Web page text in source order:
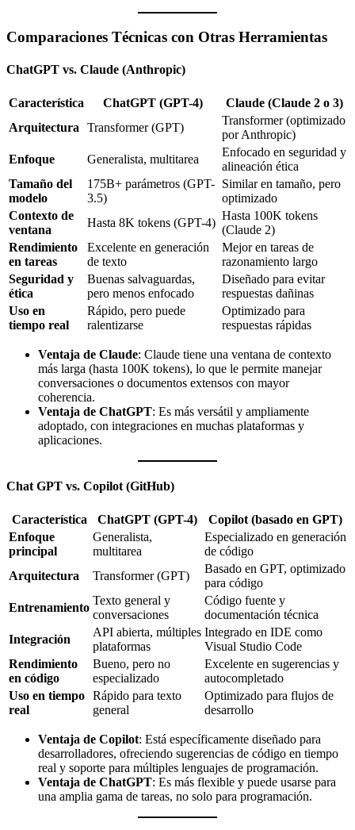
Comparaciones Técnicas con Otras Herramientas
ChatGPT vs. Claude (Anthropic)
Característica ChatGPT (GPT-4)
Claude (Claude 2 o 3)
Arquitectura Transformer (GPT)
Transformer (optimizado
por Anthropic)
Enfoque
Generalista, multitarea
Enfocado en seguridad y
alineación ética
Tamaño del
modelo
175B+ parámetros (GPT-
3.5)
Similar en tamaño, pero
optimizado
Contexto de
ventana
Hasta 8K tokens (GPT-4)
Hasta 100K tokens
(Claude 2)
Rendimiento
en tareas
Excelente en generación
de texto
Mejor en tareas de
razonamiento largo
Seguridad y
ética
Buenas salvaguardas,
pero menos enfocado
Diseñado para evitar
respuestas dañinas
Uso en
tiempo real
Rápido, pero puede
ralentizarse
Optimizado para
respuestas rápidas
Ventaja de Claude: Claude tiene una ventana de contexto
más larga (hasta 100K tokens), lo que le permite manejar
conversaciones o documentos extensos con mayor
coherencia.
Ventaja de ChatGPT: Es más versátil y ampliamente
adoptado, con integraciones en muchas plataformas y
aplicaciones.
Chat GPT vs. Copilot (GitHub)
Característica ChatGPT (GPT-4)
Copilot (basado en GPT)
Enfoque
principal
Generalista,
multitarea
Especializado en generación
de código
Arquitectura
Transformer (GPT)
Basado en GPT, optimizado
para código
Entrenamiento
Texto general y
conversaciones
Código fuente y
documentación técnica
Integración
API abierta, múltiples
plataformas
Integrado en IDE como
Visual Studio Code
Rendimiento
en código
Bueno, pero no
especializado
Excelente en sugerencias y
autocompletado
Uso en tiempo
real
Rápido para texto
general
Optimizado para flujos de
desarrollo
Ventaja de Copilot: Está específicamente diseñado para
desarrolladores, ofreciendo sugerencias de código en tiempo
real y soporte para múltiples lenguajes de programación.
Ventaja de ChatGPT: Es más flexible y puede usarse para
una amplia gama de tareas, no solo para programación.